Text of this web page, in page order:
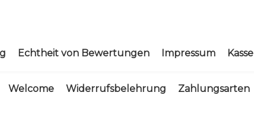
Echtheit von Bewertungen Impressum Kasse
Welcome Widerrufsbelehrung Zahlungsarten